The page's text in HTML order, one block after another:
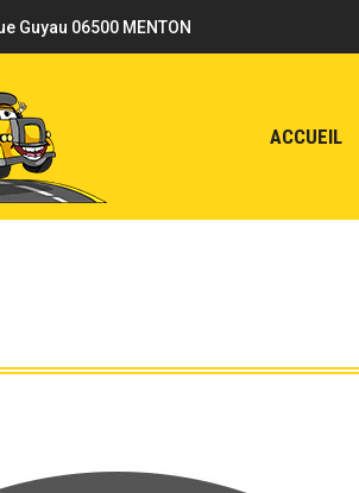
Guyau 06500 MENTON
ACCUEIL